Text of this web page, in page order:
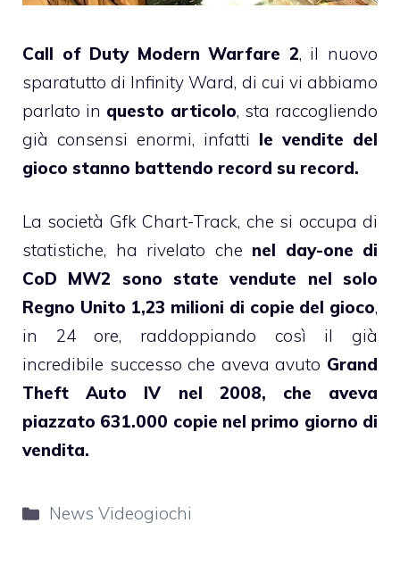
Call of Duty Modern Warfare 2, il nuovo
sparatutto di Infinity Ward, di cui vi abbiamo
parlato in questo articolo, sta raccogliendo
già consensi enormi, infatti le vendite del
gioco stanno battendo record su record.
La società Gfk Chart-Track, che si occupa di
statistiche, ha rivelato che nel day-one di
CoD MW2 sono state vendute nel solo
Regno Unito 1,23 milioni di copie del gioco,
in 24 ore, raddoppiando così il già
incredibile successo che aveva avuto Grand
Theft Auto IV nel 2008, che aveva
piazzato 631.000 copie nel primo giorno di
vendita.
Categorie
News Videogiochi